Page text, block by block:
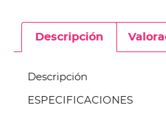
Descripción
Descripción
ESPECIFICACIONES